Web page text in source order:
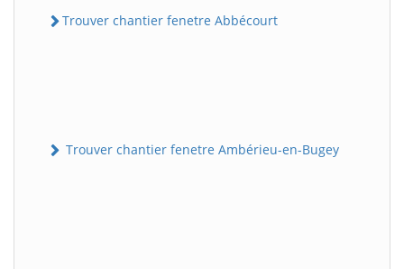
Trouver chantier fenetre Abbécourt
Trouver chantier fenetre Ambérieu-en-Bugey